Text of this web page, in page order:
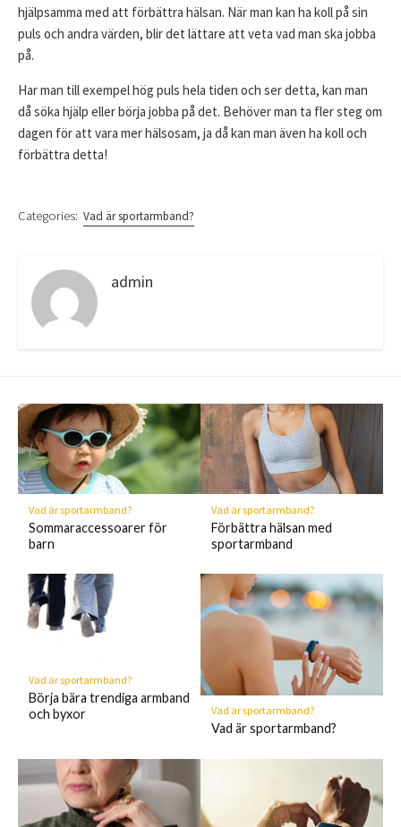
hjälpsamma med att förbättra hälsan. När man kan ha koll på sin
puls och andra värden, blir det lättare att veta vad man ska jobba
på.
Har man till exempel hög puls hela tiden och ser detta, kan man
då söka hjälp eller börja jobba på det. Behöver man ta fler steg om
dagen för att vara mer hälsosam, ja då kan man även ha koll och
förbättra detta!
Categories: Vad är sportarmband?
admin
Vad är sportarmband?
Sommaraccessoarer för
barn
Vad är sportarmband?
Förbättra hälsan med
sportarmband
Vad är sportarmband?
Börja bära trendiga armband
och byxor
Vad är sportarmband?
Vad är sportarmband?